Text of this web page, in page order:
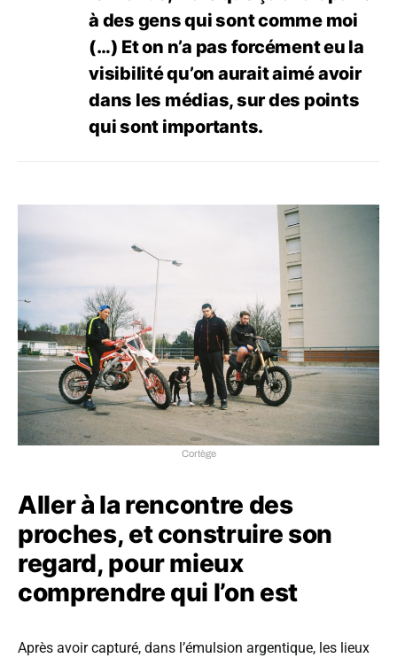
à des gens qui sont comme moi
(…) Et on n’a pas forcément eu la
visibilité qu’on aurait aimé avoir
dans les médias, sur des points
qui sont importants.
Cortège
Aller à la rencontre des
proches, et construire son
regard, pour mieux
comprendre qui l’on est
Après avoir capturé, dans l’émulsion argentique, les lieux